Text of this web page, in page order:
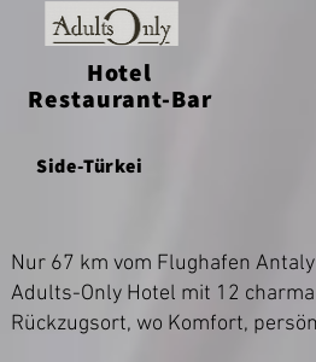
Hotel
Restaurant-Bar
Side-Türkei
Nur 67 km vom Flughafen
Adults-Only Hotel mit 12
Rückzugsort, wo Komfort,